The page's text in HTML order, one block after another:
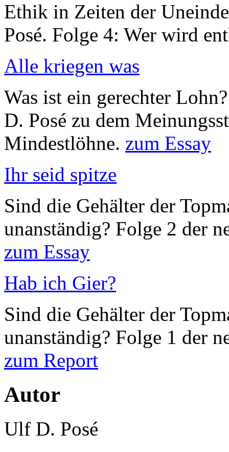
Ethik in Zeiten der
Posé. Folge 4: Wer wird
Alle kriegen was
Was ist ein gerechter
D. Posé zu dem
Mindestlöhne. zum Essay
Ihr seid spitze
Sind die Gehälter der
unanständig? Folge 2 der
zum Essay
Hab ich Gier?
Sind die Gehälter der
unanständig? Folge 1 der
zum Report
Autor
Ulf D. Posé